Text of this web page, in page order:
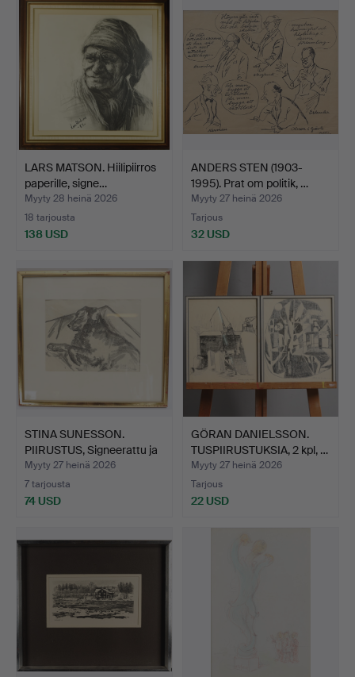
LARS MATSON. Hiilipiirros
paperille, signe…
Myyty 28 heinä 2026
18 tarjousta
138 USD
ANDERS STEN (1903-
1995). Prat om politik, …
Myyty 27 heinä 2026
Tarjous
32 USD
STINA SUNESSON.
PIIRUSTUS, Signeerattu ja
…
Myyty 27 heinä 2026
7 tarjousta
74 USD
GÖRAN DANIELSSON.
TUSPIIRUSTUKSIA, 2 kpl, …
Myyty 27 heinä 2026
Tarjous
22 USD